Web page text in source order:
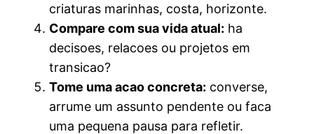
criaturas marinhas, costa, horizonte.
Compare com sua vida atual: ha
decisoes, relacoes ou projetos em
transicao?
Tome uma acao concreta: converse,
arrume um assunto pendente ou faca
uma pequena pausa para refletir.